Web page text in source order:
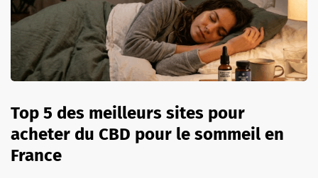
Top 5 des meilleurs sites pour
acheter du CBD pour le sommeil en
France